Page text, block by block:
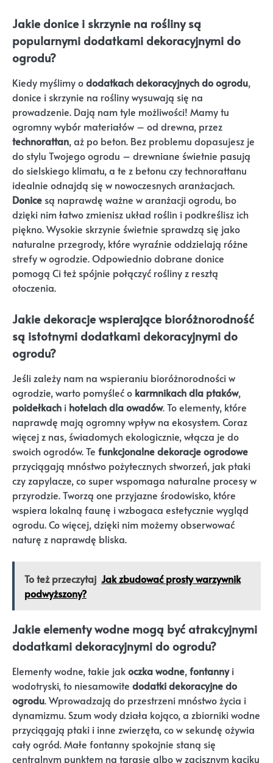
Jakie donice i skrzynie na rośliny są
popularnymi dodatkami dekoracyjnymi do
ogrodu?
Kiedy myślimy ododatkach dekoracyjnych do ogrodu,
donice i skrzynie na rośliny wysuwają się na
prowadzenie. Dają nam tyle możliwości! Mamy tu
ogromny wybór materiałów – od drewna, przez
technorattan, aż po beton. Bez problemu dopasujesz je
do stylu Twojego ogrodu – drewniane świetnie pasują
do sielskiego klimatu, a te z betonu czy technorattanu
idealnie odnajdą się w nowoczesnych aranżacjach.
Donice są naprawdę ważne w aranżacji ogrodu, bo
dzięki nim łatwo zmienisz układ roślin i podkreślisz ich
piękno. Wysokie skrzynie świetnie sprawdzą się jako
naturalne przegrody, które wyraźnie oddzielają różne
strefy w ogrodzie. Odpowiednio dobrane donice
pomogą Ci też spójnie połączyć rośliny z resztą
otoczenia.
Jakie dekoracje wspierające bioróżnorodność
są istotnymi dodatkami dekoracyjnymi do
ogrodu?
Jeśli zależy nam na wspieraniu bioróżnorodności w
ogrodzie, warto pomyśleć o karmnikach dla ptaków,
poidełkach i hotelach dla owadów. To elementy, które
naprawdę mają ogromny wpływ na ekosystem. Coraz
więcej z nas, świadomych ekologicznie, włącza je do
swoich ogrodów. Te funkcjonalne dekoracje ogrodowe
przyciągają mnóstwo pożytecznych stworzeń, jak ptaki
czy zapylacze, co super wspomaga naturalne procesy w
przyrodzie. Tworzą one przyjazne środowisko, które
wspiera lokalną faunę i wzbogaca estetycznie wygląd
ogrodu. Co więcej, dzięki nim możemy obserwować
naturę z naprawdę bliska.
To też przeczytaj Jak zbudować prosty warzywnik
podwyższony?
Jakie elementy wodne mogą być atrakcyjnymi
dodatkami dekoracyjnymi do ogrodu?
Elementy wodne, takie jakoczka wodne,fontannyi
wodotryski, to niesamowite dodatki dekoracyjne do
ogrodu. Wprowadzają do przestrzeni mnóstwo życia i
dynamizmu. Szum wody działa kojąco, a zbiorniki wodne
przyciągają ptaki i inne zwierzęta, co w sekundę ożywia
cały ogród. Małe fontanny spokojnie staną się
centralnym punktem na tarasie albo w zacisznym kąciku